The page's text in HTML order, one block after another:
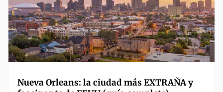
Nueva Orleans: la ciudad más EXTRAÑA y